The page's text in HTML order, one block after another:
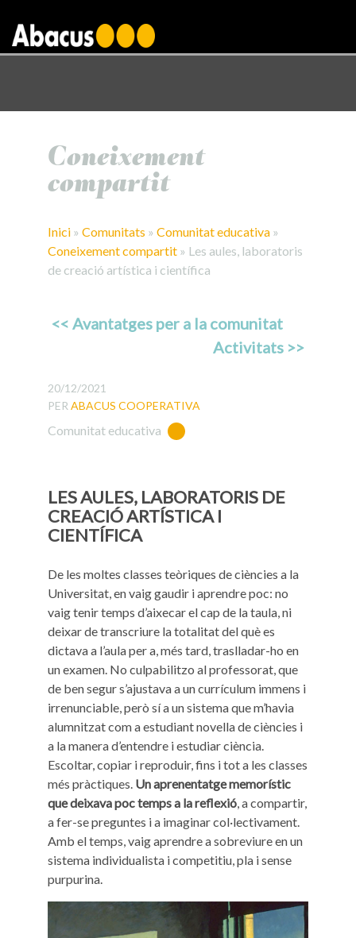
Coneixement
compartit
Inici » Comunitats » Comunitat educativa »
Coneixement compartit » Les aules, laboratoris
de creació artística i científica
<< Avantatges per a la comunitat
Activitats >>
20/12/2021
PER ABACUS COOPERATIVA
Comunitat educativa
LES AULES, LABORATORIS DE
CREACIÓ ARTÍSTICA I
CIENTÍFICA
De les moltes classes teòriques de ciències a la
Universitat, en vaig gaudir i aprendre poc: no
vaig tenir temps d’aixecar el cap de la taula, ni
deixar de transcriure la totalitat del què es
dictava a l’aula per a, més tard, traslladar-ho en
un examen. No culpabilitzo al professorat, que
de ben segur s’ajustava a un currículum immens i
irrenunciable, però sí a un sistema que m’havia
alumnitzat com a estudiant novella de ciències i
a la manera d’entendre i estudiar ciència.
Escoltar, copiar i reproduir, fins i tot a les classes
més pràctiques. Un aprenentatge memorístic
que deixava poc temps a la reflexió, a compartir,
a fer-se preguntes i a imaginar col·lectivament.
Amb el temps, vaig aprendre a sobreviure en un
sistema individualista i competitiu, pla i sense
purpurina.